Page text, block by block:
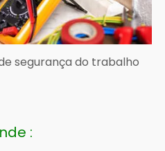
segurança do trabalho
: